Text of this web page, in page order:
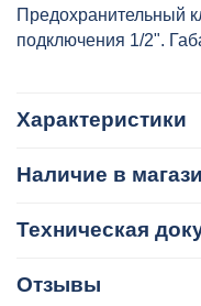
Предохранительный
подключения 1/2".
Характеристики
Наличие в
Техническая
Отзывы